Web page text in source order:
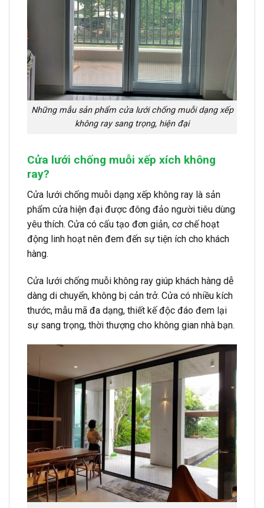
Những mẫu sản phẩm cửa lưới chống muỗi dạng xếp
không ray sang trọng, hiện đại
Cửa lưới chống muỗi xếp xích không
ray?
Cửa lưới chống muỗi dạng xếp không ray là sản
phẩm cửa hiện đại được đông đảo người tiêu dùng
yêu thích. Cửa có cấu tạo đơn giản, cơ chế hoạt
động linh hoạt nên đem đến sự tiện ích cho khách
hàng.
Cửa lưới chống muỗi không ray giúp khách hàng dễ
dàng di chuyển, không bị cản trở. Cửa có nhiều kích
thước, mẫu mã đa dạng, thiết kế độc đáo đem lại
sự sang trọng, thời thượng cho không gian nhà bạn.